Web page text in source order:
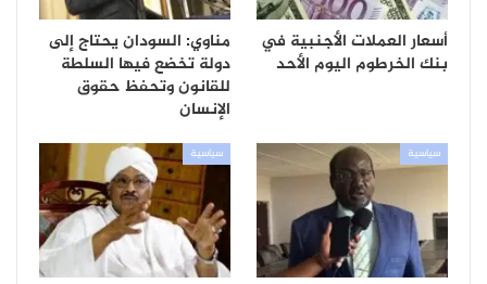
أسعار العملات الأجنبية في
بنك الخرطوم اليوم الأحد
مناوي: السودان يحتاج إلى
دولة تخضع فيها السلطة
للقانون وتحفظ حقوق
الإنسان
سياسية سياسية